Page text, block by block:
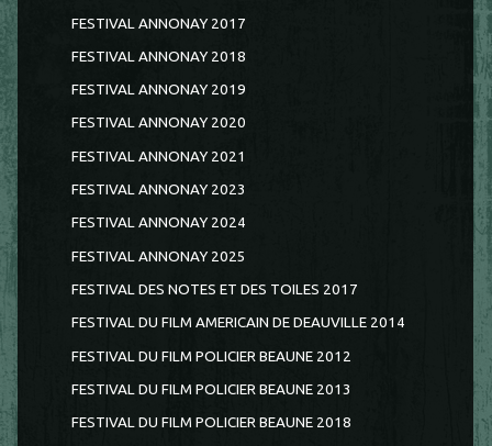
FESTIVAL ANNONAY 2017
FESTIVAL ANNONAY 2018
FESTIVAL ANNONAY 2019
FESTIVAL ANNONAY 2020
FESTIVAL ANNONAY 2021
FESTIVAL ANNONAY 2023
FESTIVAL ANNONAY 2024
FESTIVAL ANNONAY 2025
FESTIVAL DES NOTES ET DES TOILES 2017
FESTIVAL DU FILM AMERICAIN DE DEAUVILLE 2014
FESTIVAL DU FILM POLICIER BEAUNE 2012
FESTIVAL DU FILM POLICIER BEAUNE 2013
FESTIVAL DU FILM POLICIER BEAUNE 2018